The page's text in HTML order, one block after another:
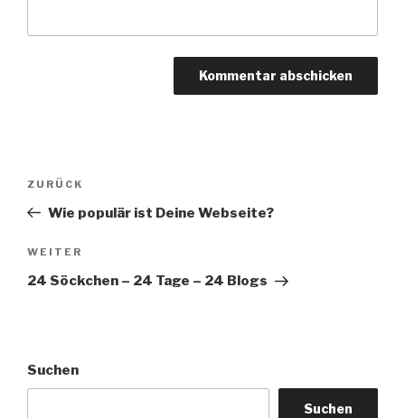
Beitragsnavigation
Vorheriger
Beitrag
ZURÜCK
Wie populär ist Deine Webseite?
Nächster
Beitrag
WEITER
24 Söckchen – 24 Tage – 24 Blogs
Suchen
Suchen